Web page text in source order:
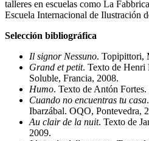
talleres en escuelas como La
Escuela Internacional de Ilustración
Selección bibliográfica
Il signor Nessuno. Topipittori,
Grand et petit. Texto de Henri
Soluble, Francia, 2008.
Humo. Texto de Antón
Cuando no encuentras tu casa
Ibarzábal. OQO, Pontevedra,
Au clair de la nuit. Texto de
2009.